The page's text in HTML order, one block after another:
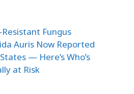
Fungus
Auris Now Reported
— Here’s Who’s
at Risk